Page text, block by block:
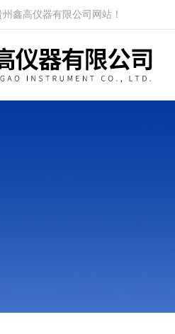
鑫高仪器有限公司网站！